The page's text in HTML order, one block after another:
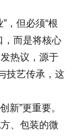
但必须“根
，而是将核心
热议，源于
技艺传承，这
”更重要。
、包装的微